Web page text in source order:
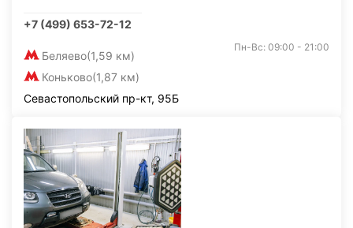
+7 (499) 653-72-12
Беляево(1,59 км)
Коньково(1,87 км)
Пн-Вс: 09:00 - 21:00
Севастопольский пр-кт, 95Б